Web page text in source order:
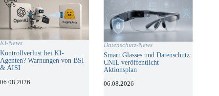
KI-News
Kontrollverlust bei KI-
Agenten? Warnungen von BSI
& AISI
06.08.2026
Datenschutz-News
Smart Glasses und Datenschutz:
CNIL veröffentlicht
Aktionsplan
06.08.2026